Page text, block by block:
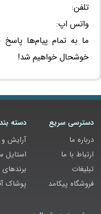
تلفن:
واتس اپ:
ما به تمام پیام‌ها پاسخ
خوشحال خواهیم شد!
دسترسی سریع
درباره ما
ارتباط با ما
تبلیغات
فروشگاه پیکامد
دسته
آرایش و
استایل
پوشاک